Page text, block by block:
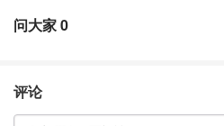
问大家0
评论